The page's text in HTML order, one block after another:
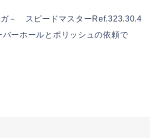
－ スピードマスターRef.323.30.4
ーホールとポリッシュの依頼で